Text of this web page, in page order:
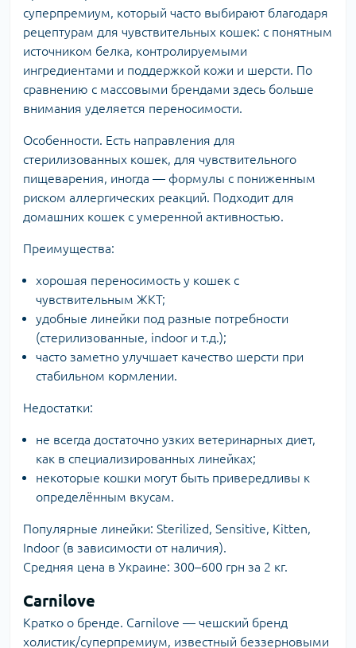
суперпремиум, который часто выбирают благодаря
рецептурам для чувствительных кошек: с понятным
источником белка, контролируемыми
ингредиентами и поддержкой кожи и шерсти. По
сравнению с массовыми брендами здесь больше
внимания уделяется переносимости.
Особенности. Есть направления для
стерилизованных кошек, для чувствительного
пищеварения, иногда — формулы с пониженным
риском аллергических реакций. Подходит для
домашних кошек с умеренной активностью.
Преимущества:
хорошая переносимость у кошек с
чувствительным ЖКТ;
удобные линейки под разные потребности
(стерилизованные, indoor и т.д.);
часто заметно улучшает качество шерсти при
стабильном кормлении.
Недостатки:
не всегда достаточно узких ветеринарных диет,
как в специализированных линейках;
некоторые кошки могут быть привередливы к
определённым вкусам.
Популярные линейки: Sterilized, Sensitive, Kitten,
Indoor (в зависимости от наличия).
Средняя цена в Украине: 300–600 грн за 2 кг.
Carnilove
Кратко о бренде. Carnilove — чешский бренд
холистик/суперпремиум, известный беззерновыми